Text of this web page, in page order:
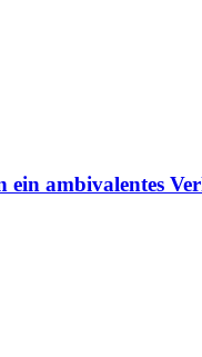
ambivalentes